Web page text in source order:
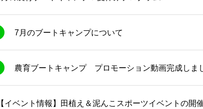
7月のブートキャンプについて
農育ブートキャンプ プロモーション動画完成しま
【イベント情報】田植え＆泥んこスポーツイベントの開